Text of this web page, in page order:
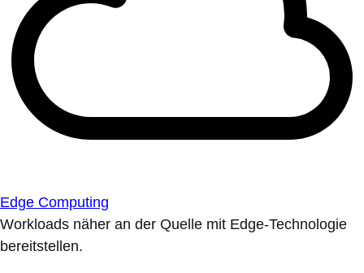
Edge Computing
Workloads näher an der Quelle mit Edge-Technologie
bereitstellen.